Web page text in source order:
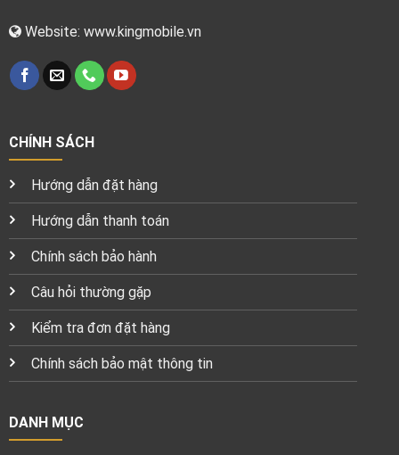
Website: www.kingmobile.vn
CHÍNH SÁCH
Hướng dẫn đặt hàng
Hướng dẫn thanh toán
Chính sách bảo hành
Câu hỏi thường gặp
Kiểm tra đơn đặt hàng
Chính sách bảo mật thông tin
DANH MỤC